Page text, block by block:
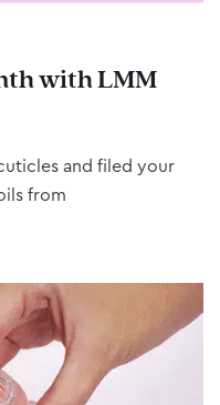
with LMM
and filed your
from